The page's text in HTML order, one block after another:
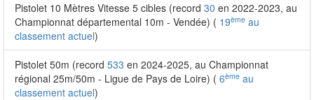
Pistolet 10 Mètres Vitesse 5 cibles (record 30 en 2022-2023, au
Championnat départemental 10m - Vendée) ( 19ème au
classement actuel)
Pistolet 50m (record 533 en 2024-2025, au Championnat
régional 25m/50m - Ligue de Pays de Loire) ( 6ème au
classement actuel)